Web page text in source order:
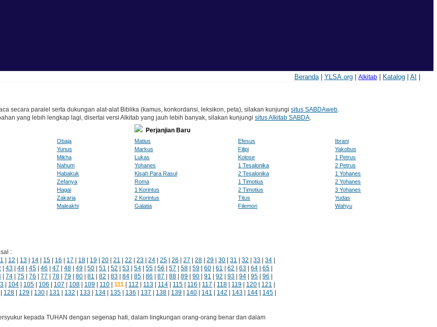
Beranda| YLSA.org| Alkitab| Katalog| AI
secara paralel serta dukungan alat-alat Biblika (kamus, konkordansi, leksikon, peta), silakan kunjungi situs SABDAweb.
yang lebih lengkap lagi, disertai versi Alkitab yang jauh lebih banyak, silakan kunjungi situs Alkitab SABDA.
Perjanjian Baru
Obaja
Yunus
Mikha
Nahum
Habakuk
Zefanya
Hagai
Zakaria
Maleakhi
Matius
Markus
Lukas
Yohanes
Kisah Para Rasul
Roma
1 Korintus
2 Korintus
Galatia
Efesus
Filipi
Kolose
1 Tesalonika
2 Tesalonika
1 Timotius
2 Timotius
Titus
Filemon
Ibrani
Yakobus
1 Petrus
2 Petrus
1 Yohanes
2 Yohanes
3 Yohanes
Yudas
Wahyu
:
12 13 14 15 16 17 18 19 |20 |21 |22 |23 |24 |25 |26 |27 |28 |29 |30 |31 |32 |33 |34
|43 |44 |45 |46 |47 |48 |49 |50 |51 |52 |53 |54 |55 |56 |57 |58 |59 |60 |61 |62 |63 |64 |65
|74 |75 |76 |77 |78 |79 |80 |81 |82 |83 |84 |85 |86 |87 |88 |89 |90 |91 |92 |93 |94 |95 |96
104 105 106 107 108 109 110 |111 112 113 114 115 116 117 118 119 120 121
128 129 130 131 132 133 134 135 136 137 138 139 140 141 142 143 144 145
kepada TUHAN dengan segenap hati, dalam lingkungan orang-orang benar dan dalam